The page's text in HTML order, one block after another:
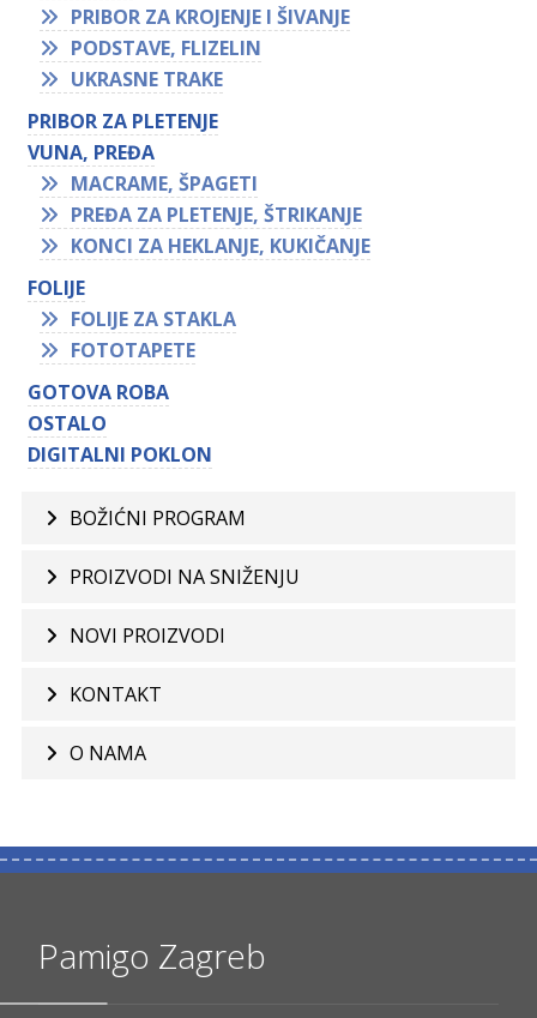
PRIBOR ZA KROJENJE I ŠIVANJE
PODSTAVE, FLIZELIN
UKRASNE TRAKE
PRIBOR ZA PLETENJE
VUNA, PREĐA
MACRAME, ŠPAGETI
PREĐA ZA PLETENJE, ŠTRIKANJE
KONCI ZA HEKLANJE, KUKIČANJE
FOLIJE
FOLIJE ZA STAKLA
FOTOTAPETE
GOTOVA ROBA
OSTALO
DIGITALNI POKLON
BOŽIĆNI PROGRAM
PROIZVODI NA SNIŽENJU
NOVI PROIZVODI
KONTAKT
O NAMA
Pamigo Zagreb